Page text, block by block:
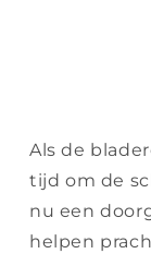
Als de
tijd om de
nu een
helpen